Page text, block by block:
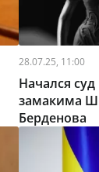
28.07.25, 11:00
Начался
замакима
Берденова